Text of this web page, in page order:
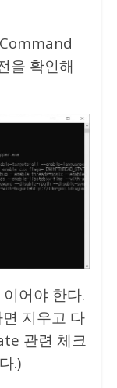
을 확인해
어야 한다.
지우고 다
관련 체크
.)